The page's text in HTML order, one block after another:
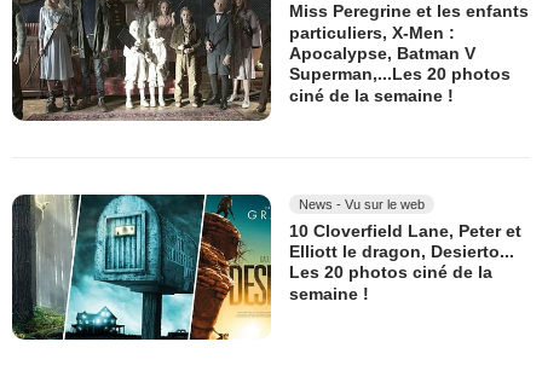
Miss Peregrine et les enfants
particuliers, X-Men :
Apocalypse, Batman V
Superman,...Les 20 photos
ciné de la semaine !
News - Vu sur le web
10 Cloverfield Lane, Peter et
Elliott le dragon, Desierto...
Les 20 photos ciné de la
semaine !